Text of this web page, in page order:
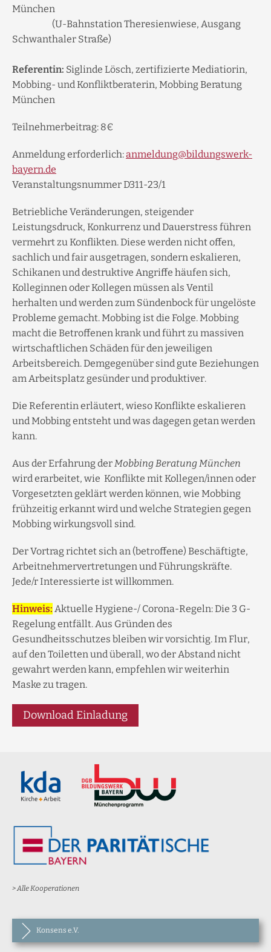
München
(U-Bahnstation Theresienwiese, Ausgang
Schwanthaler Straße)
Referentin: Siglinde Lösch, zertifizierte Mediatiorin,
Mobbing- und Konfliktberaterin, Mobbing Beratung
München
Teilnehmerbeitrag: 8€
Anmeldung erforderlich:anmeldung@bildungswerk-
bayern.de
Veranstaltungsnummer D311-23/1
Betriebliche Veränderungen, steigender
Leistungsdruck, Konkurrenz und Dauerstress führen
vermehrt zu Konflikten. Diese werden nicht offen,
sachlich und fair ausgetragen, sondern eskalieren,
Schikanen und destruktive Angriffe häufen sich,
Kolleginnen oder Kollegen müssen als Ventil
herhalten und werden zum Sündenbock für ungelöste
Probleme gemacht. Mobbing ist die Folge. Mobbing
macht die Betroffenen krank und führt zu massiven
wirtschaftlichen Schäden für den jeweiligen
Arbeitsbereich. Demgegenüber sind gute Beziehungen
am Arbeitsplatz gesünder und produktiver.
Die Referentin erläutert, wieso Konflikte eskalieren
und Mobbing entsteht und was dagegen getan werden
kann.
Aus der Erfahrung derMobbing Beratung München
wird erarbeitet, wie Konflikte mit Kollegen/innen oder
Vorgesetzten geklärt werden können, wie Mobbing
frühzeitig erkannt wird und welche Strategien gegen
Mobbing wirkungsvoll sind.
Der Vortrag richtet sich an (betroffene) Beschäftigte,
Arbeitnehmervertretungen und Führungskräfte.
Jede/r Interessierte ist willkommen.
Hinweis: Aktuelle Hygiene-/ Corona-Regeln: Die 3 G-
Regelung entfällt. Aus Gründen des
Gesundheitsschutzes bleiben wir vorsichtig. Im Flur,
auf den Toiletten und überall, wo der Abstand nicht
gewahrt werden kann, empfehlen wir weiterhin
Maske zu tragen.
Download Einladung
> Alle Kooperationen
Konsens e.V.